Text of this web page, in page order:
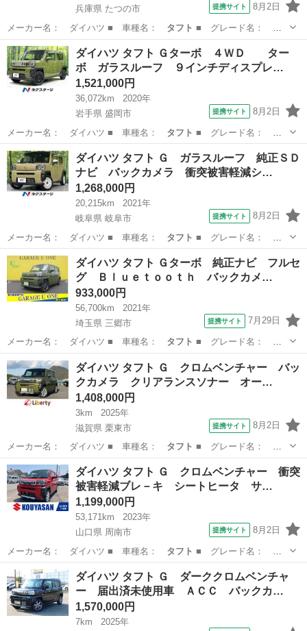
兵庫県 たつの市
提携サイト 8月2日
メーカー名： ダイハツ ■ 車種名： タフト ■ グレード名：
Ｇ クルコン 前後…
兵庫 たつの市 ダイハツ
ダイハツ タフト Ｇターボ ４ＷＤ ター
ボ ガラスルーフ ９インチディスプレ…
1,521,000円
36,072km
2020年
岩手県 盛岡市
提携サイト 8月2日
メーカー名： ダイハツ ■ 車種名： タフト ■ グレード名： Ｇ
ターボ ４ＷＤ …
岩手 盛岡市 ダイハツ
ダイハツ タフト Ｇ ガラスルーフ 純正ＳＤ
ナビ バックカメラ 衝突被害軽減シ…
1,268,000円
20,215km
2021年
岐阜県 岐阜市
提携サイト 8月2日
メーカー名： ダイハツ ■ 車種名： タフト ■ グレード名：
Ｇ ガラスルーフ …
岐阜 岐阜市 ダイハツ
ダイハツ タフト Ｇターボ 純正ナビ フルセ
グ Ｂｌｕｅｔｏｏｔｈ バックカメ…
933,000円
56,700km
2021年
埼玉県 三郷市
提携サイト 7月29日
メーカー名： ダイハツ ■ 車種名： タフト ■ グレード名： Ｇ
ターボ 純正ナビ…
埼玉 三郷市 ダイハツ
ダイハツ タフト Ｇ クロムベンチャー バッ
クカメラ クリアランスソナー オー…
1,408,000円
3km
2025年
滋賀県 栗東市
提携サイト 8月2日
メーカー名： ダイハツ ■ 車種名： タフト ■ グレード名：
Ｇ クロムベンチャ…
滋賀 栗東市 ダイハツ
ダイハツ タフト Ｇ クロムベンチャー 衝突
被害軽減ブレ－キ シートヒータ サ…
1,199,000円
53,171km
2023年
山口県 周南市
提携サイト 8月2日
メーカー名： ダイハツ ■ 車種名： タフト ■ グレード名：
Ｇ クロムベンチャ…
山口 周南市 ダイハツ
ダイハツ タフト Ｇ ダーククロムベンチャ
ー 届出済未使用車 ＡＣＣ バックカ…
1,570,000円
7km
2025年